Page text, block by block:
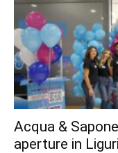
Acqua &
aperture in